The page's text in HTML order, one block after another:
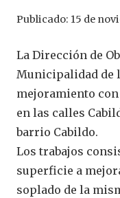
Publicado: 15 de
La Dirección de
Municipalidad de
mejoramiento
en las calles
barrio Cabildo.
Los trabajos
superficie a
soplado de la